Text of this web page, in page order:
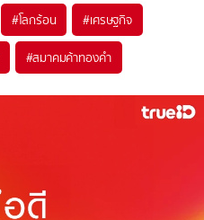
#โลกร้อน #เศรษฐกิจ
#สมาคมค้าทองคำ